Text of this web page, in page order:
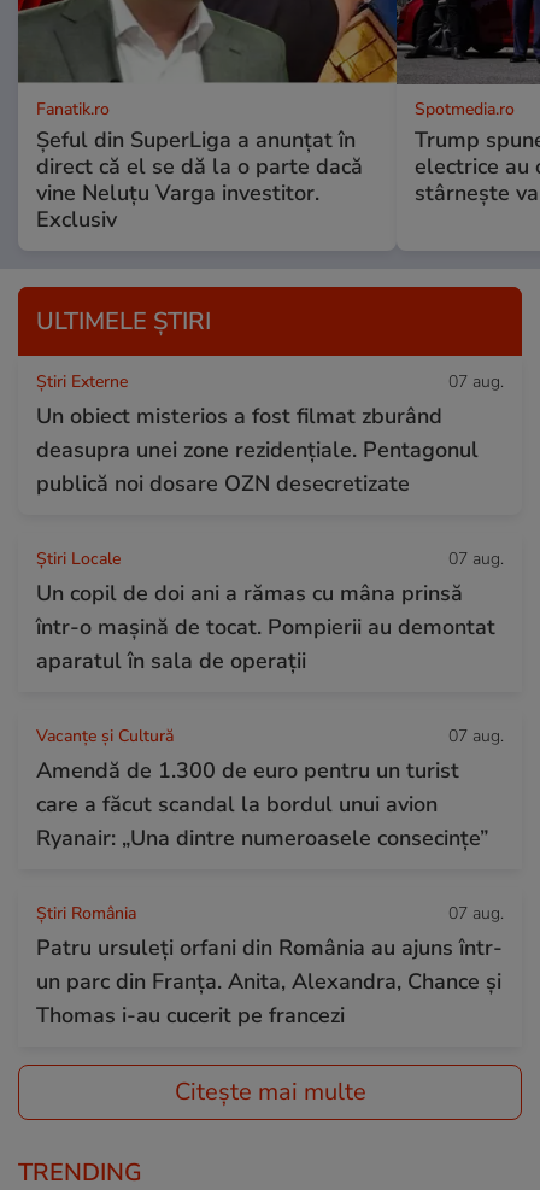
Fanatik.ro
Șeful din SuperLiga a anunțat în
direct că el se dă la o parte dacă
vine Neluțu Varga investitor.
Exclusiv
Spotmedia.ro
Trump
electrice au
stârnește
ULTIMELE ȘTIRI
Știri Externe 07 aug.
Un obiect misterios a fost filmat zburând
deasupra unei zone rezidențiale. Pentagonul
publică noi dosare OZN desecretizate
Știri Locale 07 aug.
Un copil de doi ani a rămas cu mâna prinsă
într-o mașină de tocat. Pompierii au demontat
aparatul în sala de operații
Vacanțe și Cultură 07 aug.
Amendă de 1.300 de euro pentru un turist
care a făcut scandal la bordul unui avion
Ryanair: „Una dintre numeroasele consecințe”
Știri România 07 aug.
Patru ursuleți orfani din România au ajuns într-
un parc din Franța. Anita, Alexandra, Chance și
Thomas i-au cucerit pe francezi
Citește mai multe
TRENDING